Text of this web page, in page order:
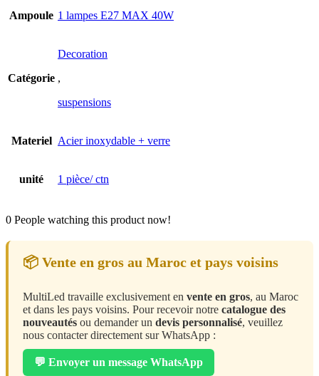
Ampoule 1 lampes E27 MAX 40W
Catégorie
Decoration
,
suspensions
Materiel Acier inoxydable + verre
unité 1 pièce/ ctn
0 People watching this product now!
📦 Vente en gros au Maroc et pays voisins
MultiLed travaille exclusivement en vente en gros, au Maroc
et dans les pays voisins. Pour recevoir notre catalogue des
nouveautés ou demander un devis personnalisé, veuillez
nous contacter directement sur WhatsApp :
💬 Envoyer un message WhatsApp